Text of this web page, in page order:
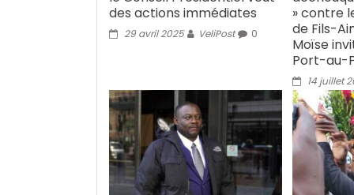
des actions immédiates
29 avril 2025 VeliPost 0
» contre
de Fils-
Moïse
Port-au-
14 juillet